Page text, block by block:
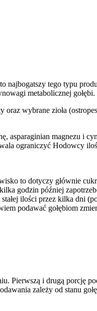
najbogatszy tego typu
metabolicznej gołębi.
wybrane zioła
magnezu i
ograniczyć Hodowcy
to dotyczy głównie
godzin później
ilości przez kilka dni
podawać gołębiom
Pierwszą i drugą porcję
zależy od stanu